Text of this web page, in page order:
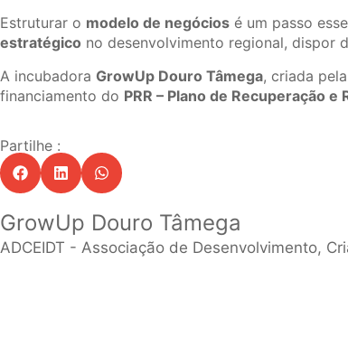
Estruturar o modelo de negócios é um passo
estratégico no desenvolvimento regional, dispor
A incubadora GrowUp Douro Tâmega, criada pela
financiamento do PRR – Plano de Recuperação
Partilhe :
GrowUp Douro Tâmega
ADCEIDT - Associação de Desenvolvimento,